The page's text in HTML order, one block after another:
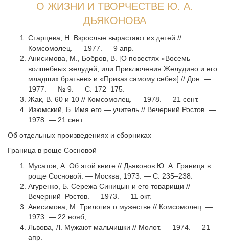
О ЖИЗНИ И ТВОРЧЕСТВЕ Ю. А.
ДЬЯКОНОВА
Старцева, Н. Взрослые вырастают из детей //
Комсомолец. — 1977. — 9 апр.
Анисимова, М., Бобров, В. [О повестях «Восемь
волшебных желудей, или Приключения Желудино и его
младших братьев» и «Приказ самому себе»] // Дон. —
1977. — № 9. — С. 172–175.
Жак, В. 60 и 10 // Комсомолец. — 1978. — 21 сент.
Изюмский, Б. Имя его — учитель // Вечерний Ростов. —
1978. — 21 сент.
Об отдельных произведениях и сборниках
Граница в роще Сосновой
Мусатов, А. Об этой книге // Дьяконов Ю. А. Граница в
роще Сосновой. — Москва, 1973. — С. 235–238.
Агуренко, Б. Сережа Синицын и его товарищи //
Вечерний Ростов. — 1973. — 11 окт.
Анисимова, М. Трилогия о мужестве // Комсомолец. —
1973. — 22 нояб,
Львова, Л. Мужают мальчишки // Молот. — 1974. — 21
апр.